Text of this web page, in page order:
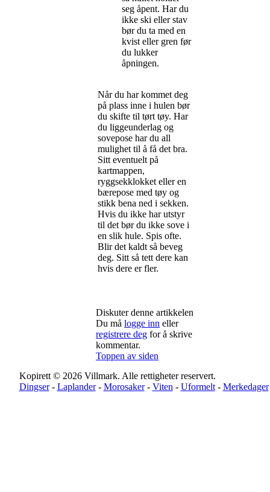
seg åpent. Har du
ikke ski eller stav
bør du ta med en
kvist eller gren før
du lukker
åpningen.
Når du har kommet deg
på plass inne i hulen bør
du skifte til tørt tøy. Har
du liggeunderlag og
sovepose har du all
mulighet til å få det bra.
Sitt eventuelt på
kartmappen,
ryggsekklokket eller en
bærepose med tøy og
stikk bena ned i sekken.
Hvis du ikke har utstyr
til det bør du ikke sove i
en slik hule. Spis ofte.
Blir det kaldt så beveg
deg. Sitt så tett dere kan
hvis dere er fler.
Diskuter denne artikkelen
Du må logge inn eller
registrere deg for å skrive
kommentar.
Toppen av siden
Kopirett © 2026 Villmark. Alle rettigheter reservert.
Dingser- Laplander- Morosaker- Viten - Uformelt- Merkedager